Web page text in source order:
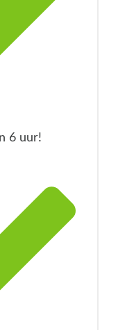
6 uur!